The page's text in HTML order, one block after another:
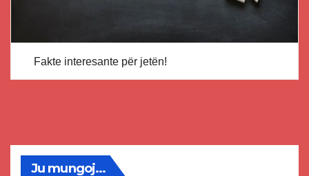
Fakte interesante për jetën!
Ju mungoj...